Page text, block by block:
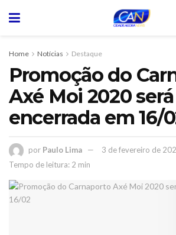
Home Notícias Destaque
Promoção do
Axé Moi 2020 será
encerrada em 16/
por Paulo Lima
3 de fevereiro de
Tempo de leitura: 2 min